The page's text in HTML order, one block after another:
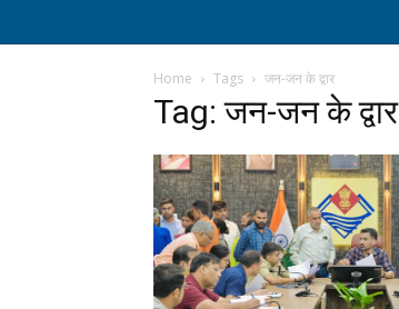
Home Tags जन-जन के द्वार
Tag: जन-जन के द्वार